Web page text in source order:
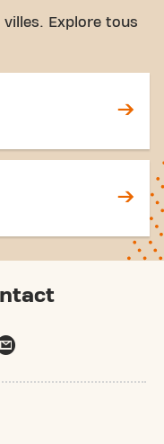
Explore tous